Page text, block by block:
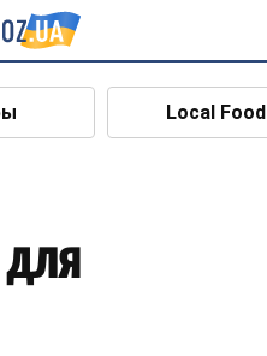
Local Food